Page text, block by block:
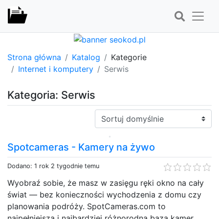
Strona główna Katalog
Kategorie
Internet i komputery
Serwis
Kategoria: Serwis
Sortuj:
Spotcameras - Kamery na żywo
Dodano: 1 rok 2 tygodnie temu
Wyobraź sobie, że masz w zasięgu ręki okno na cały
świat — bez konieczności wychodzenia z domu czy
planowania podróży. SpotCameras.com to